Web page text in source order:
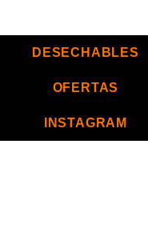
DESECHABLES
OFERTAS
INSTAGRAM